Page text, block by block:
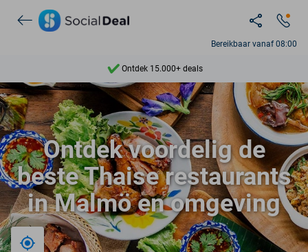
Bereikbaar vanaf 08:00
Ontdek 15.000+ deals
7 dagen per week beschikbaar
10+ miljoen leden
9,4
Ontdek 15.000+ deals
Ontdek voordelig de
beste Thaise restaurants
in Malmö en omgeving
Bij mij in de buurt